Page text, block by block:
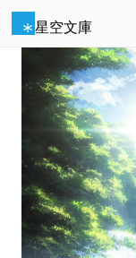
星空文庫